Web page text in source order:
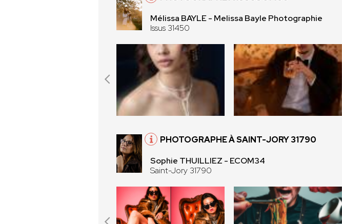
Mélissa BAYLE - Melissa Bayle Photographie
Issus 31450
PHOTOGRAPHE À SAINT-JORY 31790
Sophie THUILLIEZ - ECOM34
Saint-Jory 31790